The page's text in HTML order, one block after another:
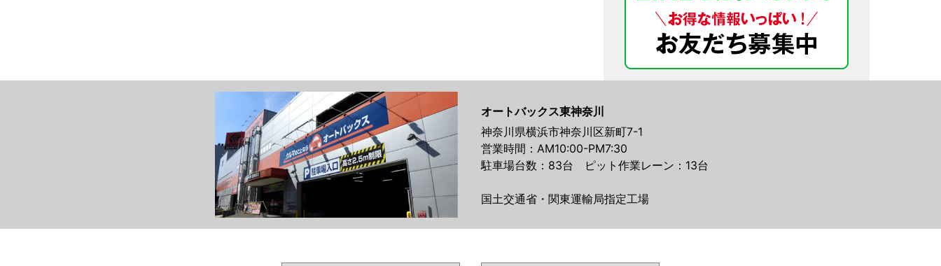
オートバックス東神奈川
神奈川県横浜市神奈川区新町7-1
営業時間：AM10:00-PM7:30
駐車場台数：83台 ピット作業レーン：13台
国土交通省・関東運輸局指定工場